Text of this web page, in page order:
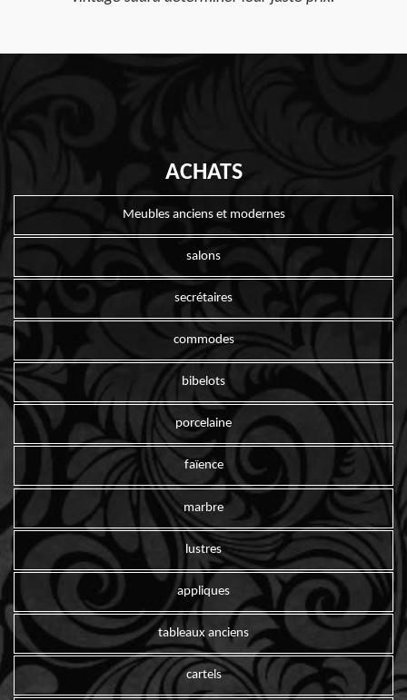
ACHATS
Meubles anciens et modernes
salons
secrétaires
commodes
bibelots
porcelaine
faïence
marbre
lustres
appliques
tableaux anciens
cartels